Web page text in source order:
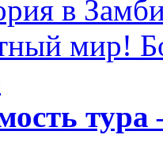
в
мир!
тура